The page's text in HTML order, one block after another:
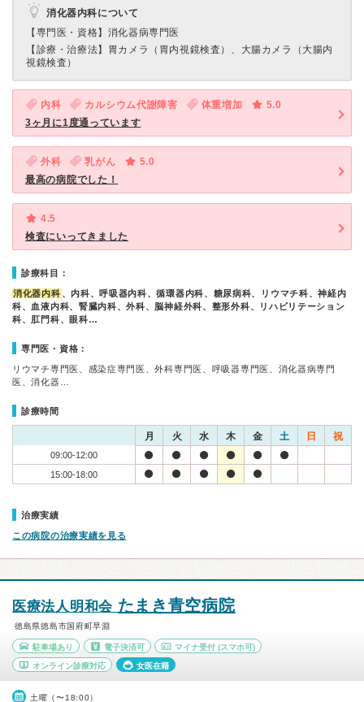
消化器内科について
【専門医・資格】 消化器病専門医
【診療・治療法】 胃カメラ（胃内視鏡検査）、大腸カメラ（大腸内
視鏡検査）
内科 カルシウム代謝障害 体重増加
5.0
3ヶ月に1度通っています
外科 乳がん
5.0
最高の病院でした！
4.5
検査にいってきました
診療科目：
消化器内科 、内科、呼吸器内科、循環器内科、糖尿病科、リウマチ科、神経内
科、血液内科、腎臓内科、外科、脳神経外科、整形外科、リハビリテーション
科、肛門科、眼科…
専門医・資格：
リウマチ専門医、感染症専門医、外科専門医、呼吸器専門医、消化器病専門
医、消化器…
診療時間
月 火 水 木 金 土 日 祝
09:00-12:00
15:00-18:00
治療実績
この病院の治療実績を見る
医療法人明和会 たまき青空病院
徳島県徳島市国府町早淵
駐車場あり 電子決済可 マイナ受付 (スマホ可)
オンライン診療対応 女医在籍
土曜（〜18:00）